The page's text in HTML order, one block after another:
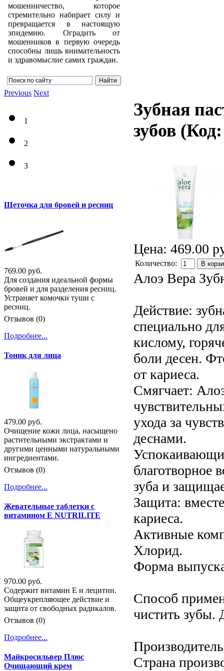
мошенничество, которое
стремительно набирает силу и
превращается в настоящую
эпидемию. Оградить от
мошенников в первую очередь
способны лишь внимательность
и здравомыслие самих граждан.
Зубная
зубов
Цена: 469.00
Количество: В
Алоэ Вера
Действие:
специально
кислому,
боли десен.
от кариеса.
Смягчает:
ухода за
деснами.
благотворное
зуба и
Защита:
кариеса.
Активные
Хлорид.
Форма
Способ
чистить зубы.
Страна
Previous Next
1
2
3
Щеточка для бровей и ресниц
769.00 руб.
Для создания идеальной формы
бровей и для разделения ресниц.
Устраняет комочки туши с
ресниц.
Отзывов (0)
Подробнее...
Тоник для лица
479.00 руб.
Очищение кожи лица, насыщено
растительными экстрактами и
другими ценными натуральными
ингредиентами.
Отзывов (0)
Подробнее...
Жевательные таблетки с
витамином Е NUTRILITE
970.00 руб.
Содержит витамин Е и лецитин.
Общеукрепляющее действие и
защита от свободных радикалов.
Отзывов (0)
Подробнее...
Майкросильвер Плюс
Очищающий крем